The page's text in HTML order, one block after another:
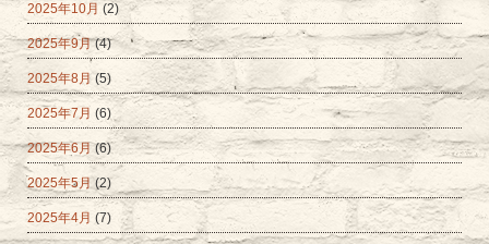
2025年10月 (2)
2025年9月(4)
2025年8月 (5)
2025年7月 (6)
2025年6月 (6)
2025年5月 (2)
2025年4月 (7)